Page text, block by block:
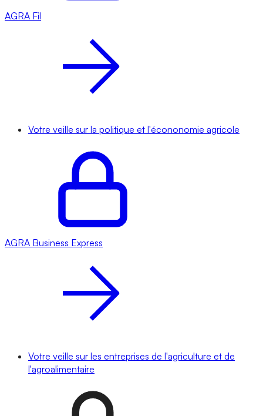
AGRA Fil
Votre veille sur la politique et l'écononomie agricole
AGRA Business Express
Votre veille sur les entreprises de l'agriculture et de
l'agroalimentaire